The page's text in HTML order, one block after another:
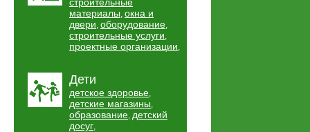
материалы, окна и
двери, оборудование,
строительные услуги,
проектные организации,
Дети
детское здоровье,
детские магазины,
образование, детский
досуг,